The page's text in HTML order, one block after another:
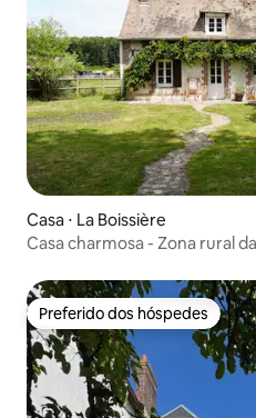
Casa ⋅ La Boissière
Casa charmosa - Zona rural
Preferido dos hóspedes
Preferido dos hóspedes